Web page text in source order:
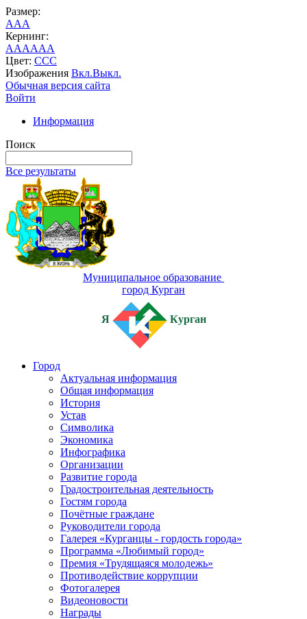
Размер:
AAA
Кернинг:
AAAAAA
Цвет: CCC
Изображения Вкл.Выкл.
Обычная версия сайта
Войти
Информация
Поиск
Все результаты
Муниципальное образование
город Курган
Я Курган
Город
Актуальная информация
Общая информация
История
Устав
Символика
Экономика
Инфографика
Организации
Развитие города
Градостроительная деятельность
Гостям города
Почётные граждане
Руководители города
Галерея «Курганцы - гордость города»
Программа «Любимый город»
Премия «Трудящаяся молодежь»
Противодействие коррупции
Фотогалерея
Видеоновости
Награды